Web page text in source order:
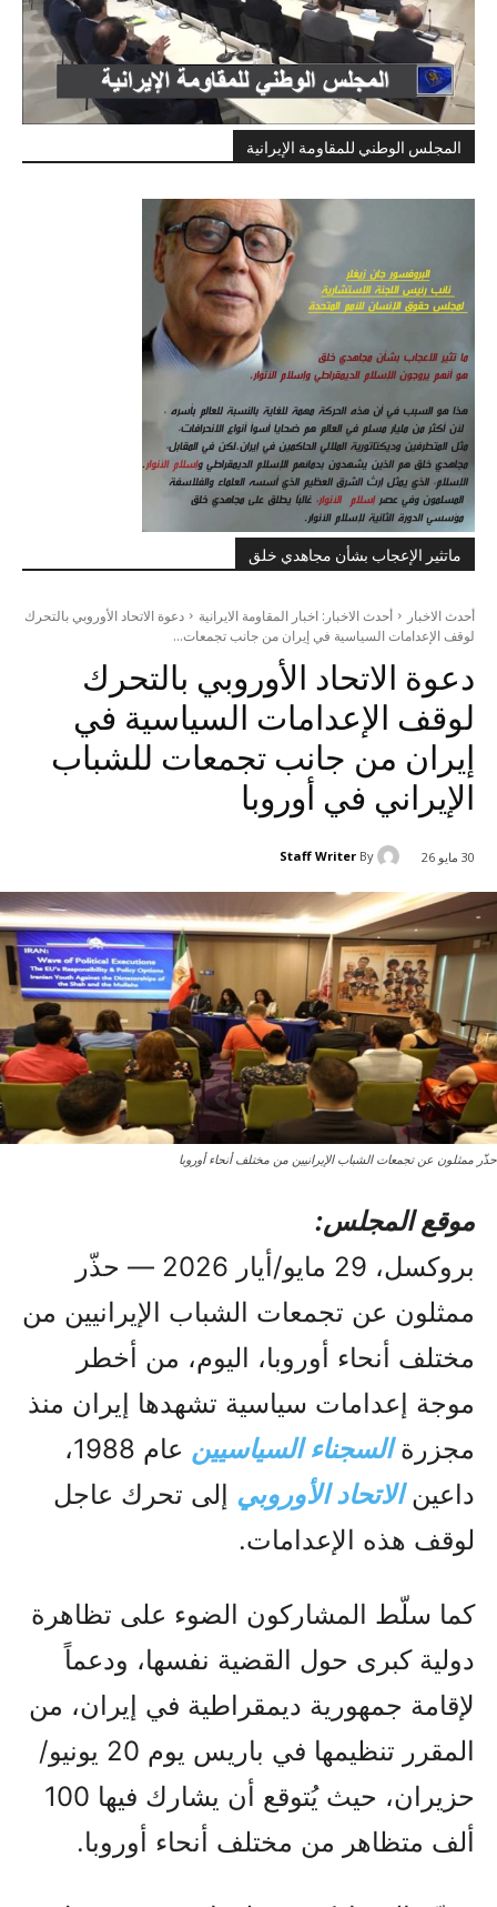
المجلس الوطني للمقاومة الإيرانية
ماتثير الإعجاب بشأن مجاهدي خلق
أحدث الاخبار أحدث الاخبار: اخبار المقاومة الايرانية
دعوة الاتحاد الأوروبي بالتحرك
لوقف الإعدامات السياسية في إيران من جانب تجمعات...
دعوة الاتحاد الأوروبي بالتحرك
لوقف الإعدامات السياسية في
إيران من جانب تجمعات للشباب
الإيراني في أوروبا
30 مايو 26 By
Staff Writer
حذّر ممثلون عن تجمعات الشباب الإيرانيين من مختلف أنحاء أوروبا
موقع المجلس:
بروكسل، 29 مايو/أيار 2026 — حذّر
ممثلون عن تجمعات الشباب الإيرانيين من
مختلف أنحاء أوروبا، اليوم، من أخطر
موجة إعدامات سياسية تشهدها إيران منذ
مجزرةالسجناء السياسيين
عام 1988،
داعينالاتحاد الأوروبي إلى تحرك عاجل
لوقف هذه الإعدامات.
كما سلّط المشاركون الضوء على تظاهرة
دولية كبرى حول القضية نفسها، ودعماً
لإقامة جمهورية ديمقراطية في إيران، من
المقرر تنظيمها في باريس يوم 20 يونيو/
حزيران، حيث يُتوقع أن يشارك فيها 100
ألف متظاهر من مختلف أنحاء أوروبا.